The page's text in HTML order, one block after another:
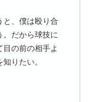
と、僕は殴り合
。だから球技に
の前の相手よ
りたい。